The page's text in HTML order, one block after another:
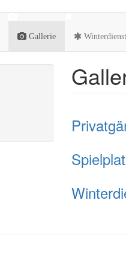
Gallerie Winterdienst